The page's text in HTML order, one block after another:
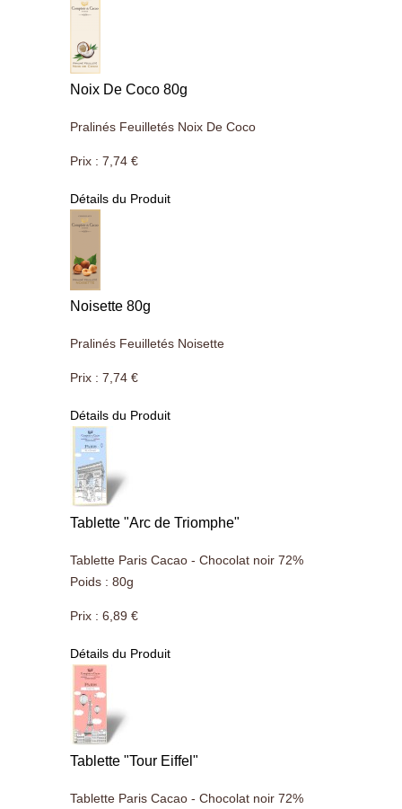
Noix De Coco 80g
Pralinés Feuilletés Noix De Coco
Prix : 7,74 €
Détails du Produit
Noisette 80g
Pralinés Feuilletés Noisette
Prix : 7,74 €
Détails du Produit
Tablette "Arc de Triomphe"
Tablette Paris Cacao - Chocolat noir 72%
Poids : 80g
Prix : 6,89 €
Détails du Produit
Tablette "Tour Eiffel"
Tablette Paris Cacao - Chocolat noir 72%